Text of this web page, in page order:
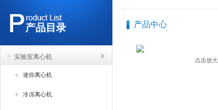
产品目录
实验室离心机
迷你离心机
冷冻离心机
产品中心
点击放大